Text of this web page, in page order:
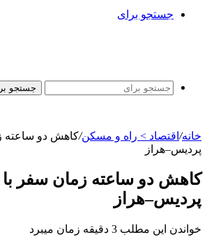
جستجو برای
جستجو
خانه/ اقتصاد > راه و مسکن/کاهش دو ساعته
پردیس–هراز
کاهش دو ساعته زمان سفر با
پردیس–هراز
خواندن این مطلب 3 دقیقه زمان میبرد